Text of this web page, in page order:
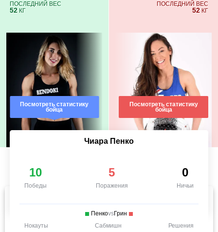
ПОСЛЕДНИЙ ВЕС
52 КГ
Посмотреть статистику
бойца
ПОСЛЕДНИЙ ВЕС
52 КГ
Посмотреть статистику
бойца
Чиара Пенко
10
Победы
5
Поражения
0
Ничьи
ПенкоvsГрин
Нокауты
Сабмишн Решения